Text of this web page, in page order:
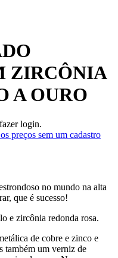
ZIRCÔNIA
A OURO
login.
preços sem um cadastro
no mundo na alta
que é sucesso!
e zircônia redonda rosa.
de cobre e zinco e
também um verniz de